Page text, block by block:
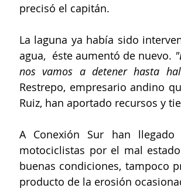
precisó el capitán.
La laguna ya había sido
agua,  éste aumentó de nuevo.
nos vamos a detener hasta
Restrepo, empresario andino
Ruiz, han aportado recursos y
A Conexión Sur han
motociclistas por el mal
buenas condiciones, tampoco
producto de la erosión